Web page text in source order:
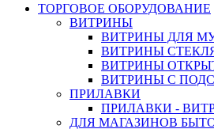
ТОРГОВОЕ ОБОРУДОВАНИЕ
ВИТРИНЫ
ВИТРИНЫ ДЛЯ
ВИТРИНЫ
ВИТРИНЫ
ВИТРИНЫ С
ПРИЛАВКИ
ПРИЛАВКИ -
ДЛЯ МАГАЗИНОВ